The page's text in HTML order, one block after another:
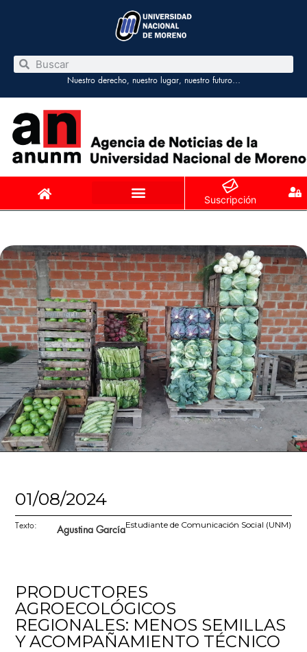
Nuestro derecho, nuestro lugar, nuestro futuro…
Suscripción
01/08/2024
Texto: Agustina GarcíaEstudiante de Comunicación Social (UNM)
PRODUCTORES
AGROECOLÓGICOS
REGIONALES: MENOS SEMILLAS
Y ACOMPAÑAMIENTO TÉCNICO